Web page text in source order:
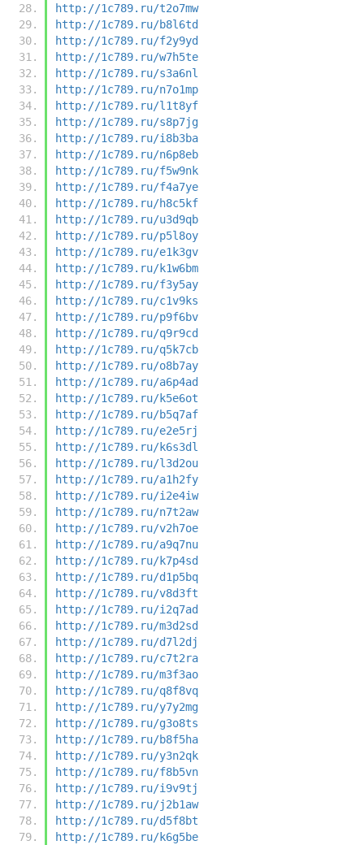
http://1c789.ru/t2o7mw
http://1c789.ru/b8l6td
http://1c789.ru/f2y9yd
http://1c789.ru/w7h5te
http://1c789.ru/s3a6nl
http://1c789.ru/n7o1mp
http://1c789.ru/l1t8yf
http://1c789.ru/s8p7jg
http://1c789.ru/i8b3ba
http://1c789.ru/n6p8eb
http://1c789.ru/f5w9nk
http://1c789.ru/f4a7ye
http://1c789.ru/h8c5kf
http://1c789.ru/u3d9qb
http://1c789.ru/p5l8oy
http://1c789.ru/e1k3gv
http://1c789.ru/k1w6bm
http://1c789.ru/f3y5ay
http://1c789.ru/c1v9ks
http://1c789.ru/p9f6bv
http://1c789.ru/q9r9cd
http://1c789.ru/q5k7cb
http://1c789.ru/o8b7ay
http://1c789.ru/a6p4ad
http://1c789.ru/k5e6ot
http://1c789.ru/b5q7af
http://1c789.ru/e2e5rj
http://1c789.ru/k6s3dl
http://1c789.ru/l3d2ou
http://1c789.ru/a1h2fy
http://1c789.ru/i2e4iw
http://1c789.ru/n7t2aw
http://1c789.ru/v2h7oe
http://1c789.ru/a9q7nu
http://1c789.ru/k7p4sd
http://1c789.ru/d1p5bq
http://1c789.ru/v8d3ft
http://1c789.ru/i2q7ad
http://1c789.ru/m3d2sd
http://1c789.ru/d7l2dj
http://1c789.ru/c7t2ra
http://1c789.ru/m3f3ao
http://1c789.ru/q8f8vq
http://1c789.ru/y7y2mg
http://1c789.ru/g3o8ts
http://1c789.ru/b8f5ha
http://1c789.ru/y3n2qk
http://1c789.ru/f8b5vn
http://1c789.ru/i9v9tj
http://1c789.ru/j2b1aw
http://1c789.ru/d5f8bt
http://1c789.ru/k6g5be